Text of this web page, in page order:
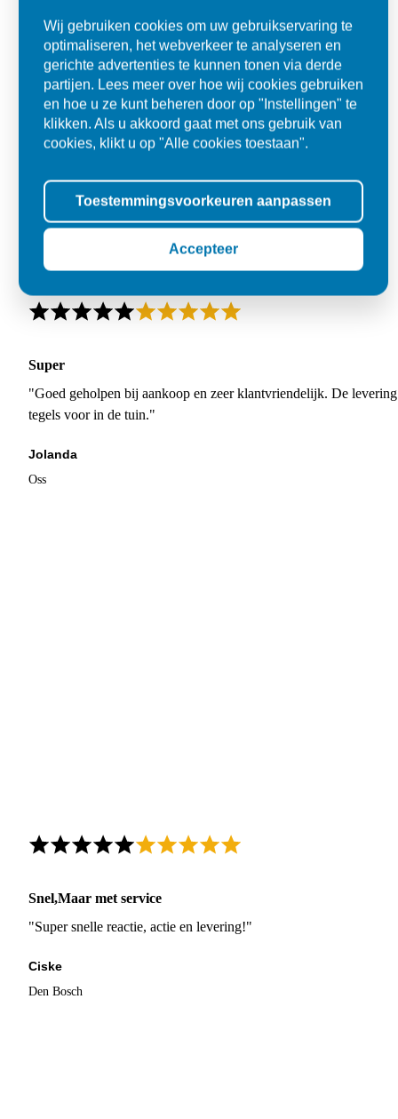
Super
"Goed geholpen bij aankoop en zeer klantvriendelijk. De
tegels voor in de tuin."
Jolanda
Oss
Snel,Maar met service
"Super snelle reactie, actie en levering!"
Ciske
Den Bosch
Wij gebruiken cookies om uw gebruikservaring te
optimaliseren, het webverkeer te analyseren en
gerichte advertenties te kunnen tonen via derde
partijen. Lees meer over hoe wij cookies gebruiken
en hoe u ze kunt beheren door op "Instellingen" te
klikken. Als u akkoord gaat met ons gebruik van
cookies, klikt u op "Alle cookies toestaan".
Toestemmingsvoorkeuren aanpassen
Accepteer